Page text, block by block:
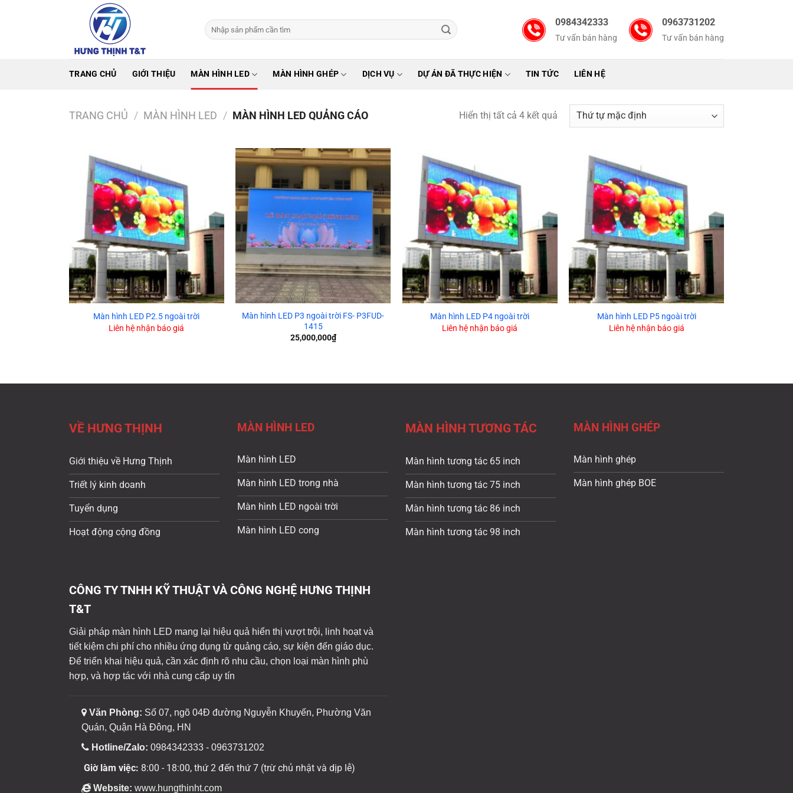
Tìm
kiếm:
0984342333
Tư vấn bán hàng
0963731202
Tư vấn bán hàng
TRANG CHỦ GIỚI THIỆU MÀN HÌNH LED MÀN HÌNH GHÉP DỊCH VỤ DỰ ÁN ĐÃ THỰC HIỆN TIN TỨC LIÊN HỆ
TRANG CHỦ / MÀN HÌNH LED / MÀN HÌNH LED QUẢNG CÁO Hiển thị tất cả 4 kết quả
Màn hình LED P2.5 ngoài trời
Liên hệ nhận báo giá
Màn hình LED P3 ngoài trời FS- P3FUD-
1415
25,000,000₫
Màn hình LED P4 ngoài trời
Liên hệ nhận báo giá
Màn hình LED P5 ngoài trời
Liên hệ nhận báo giá
VỀ HƯNG THỊNH
Giới thiệu về Hưng Thịnh
Triết lý kinh doanh
Tuyển dụng
Hoạt động cộng đồng
MÀN HÌNH LED
Màn hình LED
Màn hình LED trong nhà
Màn hình LED ngoài trời
Màn hình LED cong
MÀN HÌNH TƯƠNG TÁC
Màn hình tương tác 65 inch
Màn hình tương tác 75 inch
Màn hình tương tác 86 inch
Màn hình tương tác 98 inch
MÀN HÌNH GHÉP
Màn hình ghép
Màn hình ghép BOE
CÔNG TY TNHH KỸ THUẬT VÀ CÔNG NGHỆ HƯNG THỊNH
T&T
Giải pháp màn hình LED mang lại hiệu quả hiển thị vượt trội, linh hoạt và
tiết kiệm chi phí cho nhiều ứng dụng từ quảng cáo, sự kiện đến giáo dục.
Để triển khai hiệu quả, cần xác định rõ nhu cầu, chọn loại màn hình phù
hợp, và hợp tác với nhà cung cấp uy tín
Văn Phòng: Số 07, ngõ 04Đ đường Nguyễn Khuyến, Phường Văn
Quán, Quận Hà Đông, HN
Hotline/Zalo: 0984342333 - 0963731202
Giờ làm việc: 8:00 - 18:00, thứ 2 đến thứ 7 (trừ chủ nhật và dịp lễ)
Website: www.hungthinht.com